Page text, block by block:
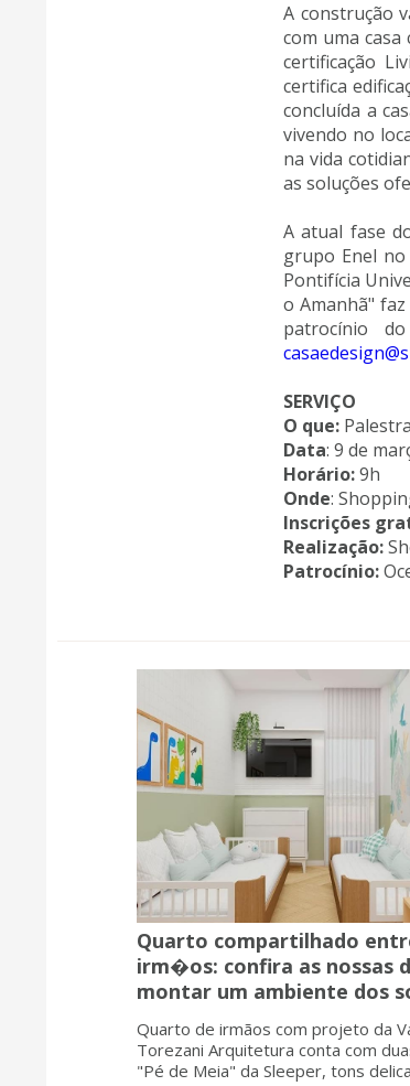
A construção
com uma
certificação
certifica
concluída a
vivendo no
na vida
as soluções
A atual fase
grupo Enel
Pontifícia
o Amanhã"
patrocínio
SERVIÇO
O que:
Data: 9 de
Horário:9h
Onde:
Inscrições
Realização:
Patrocínio:
Quarto compartilhado
irm�os: confira as nossas
montar um ambiente dos
Quarto de irmãos com projeto da
Torezani Arquitetura conta com
"Pé de Meia" da Sleeper, tons